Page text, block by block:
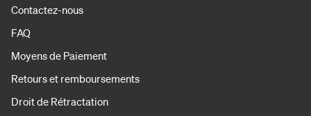
Contactez-nous
FAQ
Moyens de Paiement
Retours et remboursements
Droit de Rétractation